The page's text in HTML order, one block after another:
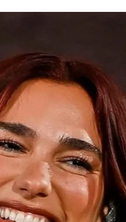
peluang bisnis yang
...
Dari Iseng Jadi Cuan: Kisah
TUM_ATUL yang Ubah
Hampers Jadi Bisnis Kece